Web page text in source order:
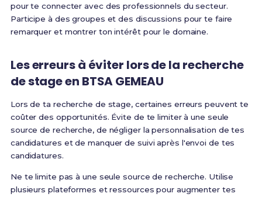
pour te connecter avec des professionnels du secteur.
Participe à des groupes et des discussions pour te faire
remarquer et montrer ton intérêt pour le domaine.
Les erreurs à éviter lors de la recherche
de stage en BTSA GEMEAU
Lors de ta recherche de stage, certaines erreurs peuvent te
coûter des opportunités. Évite de te limiter à une seule
source de recherche, de négliger la personnalisation de tes
candidatures et de manquer de suivi après l'envoi de tes
candidatures.
Ne te limite pas à une seule source de recherche. Utilise
plusieurs plateformes et ressources pour augmenter tes